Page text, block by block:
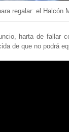
regalar: el Halcón
harta de fallar
de que no podrá